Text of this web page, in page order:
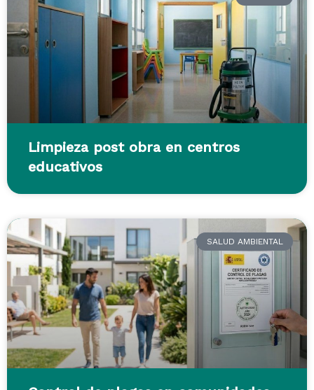
Limpieza post obra en centros
educativos
SALUD AMBIENTAL